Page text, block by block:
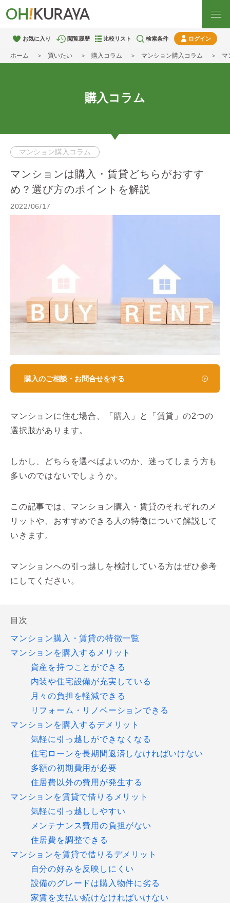
お気に入り 閲覧履歴 比較リスト 検索条件 ログイン
ホーム 買いたい 購入コラム マンション購入コラム マ
購入コラム
マンション購入コラム
マンションは購入・賃貸どちらがおすす
め？選び方のポイントを解説
2022/06/17
購入のご相談・お問合せをする
マンションに住む場合、「購入」と「賃貸」の2つの
選択肢があります。
しかし、どちらを選べばよいのか、迷ってしまう方も
多いのではないでしょうか。
この記事では、マンション購入・賃貸のそれぞれのメ
リットや、おすすめできる人の特徴について解説して
いきます。
マンションへの引っ越しを検討している方はぜひ参考
にしてください。
目次
マンション購入・賃貸の特徴一覧
マンションを購入するメリット
資産を持つことができる
内装や住宅設備が充実している
月々の負担を軽減できる
リフォーム・リノベーションできる
マンションを購入するデメリット
気軽に引っ越しができなくなる
住宅ローンを長期間返済しなければいけない
多額の初期費用が必要
住居費以外の費用が発生する
マンションを賃貸で借りるメリット
気軽に引っ越ししやすい
メンテナンス費用の負担がない
住居費を調整できる
マンションを賃貸で借りるデメリット
自分の好みを反映しにくい
設備のグレードは購入物件に劣る
家賃を支払い続けなければいけない